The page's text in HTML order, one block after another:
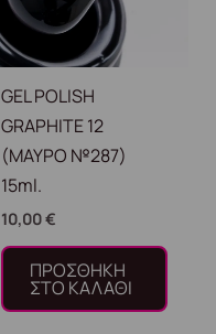
GEL POLISH
GRAPHITE 12
(ΜΑΥΡΟ №287)
15ml.
10,00€
ΠΡΟΣΘΉΚΗ
ΣΤΟ ΚΑΛΆΘΙ